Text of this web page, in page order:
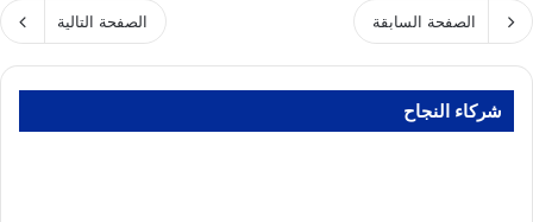
الصفحة السابقة الصفحة التالية
شركاء النجاح